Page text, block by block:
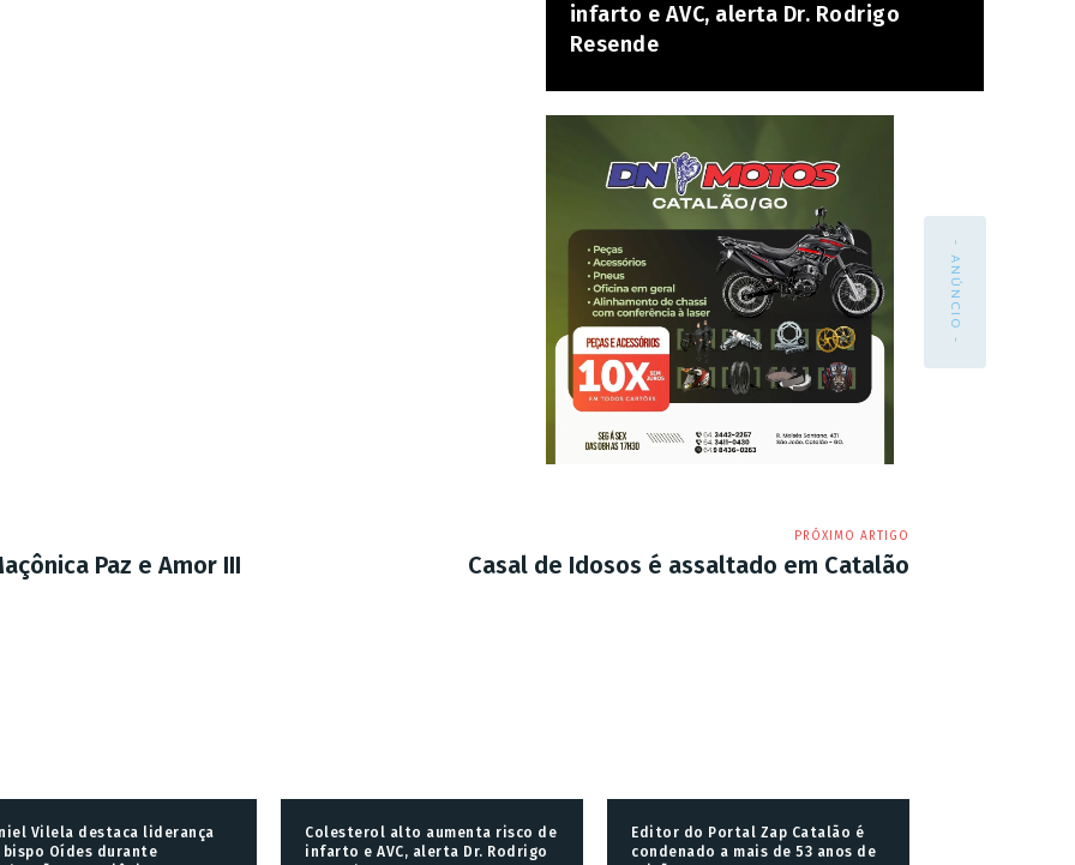
infarto e AVC, alerta Dr. Rodrigo
Resende
- ANÚNCIO -
Paz e Amor III
PRÓXIMO ARTIGO
Casal de Idosos é assaltado em Catalão
Vilela destaca liderança
Oídes durante
Colesterol alto aumenta risco de
infarto e AVC, alerta Dr. Rodrigo
Editor do Portal Zap Catalão é
condenado a mais de 53 anos de